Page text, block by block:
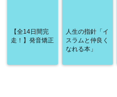
【全14日間完
走！】発音矯正
人生の指針「イ
スラムと仲良く
なれる本」